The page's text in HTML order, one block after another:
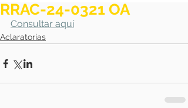
RRAC-24-0321 OA
Consultar aquí
Aclaratorias